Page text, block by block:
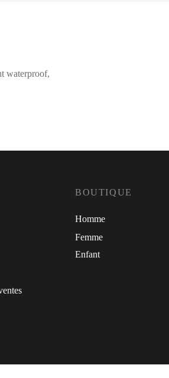
waterproof,
BOUTIQUE
Homme
Femme
Enfant